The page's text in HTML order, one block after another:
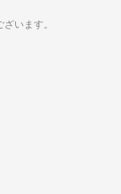
います。